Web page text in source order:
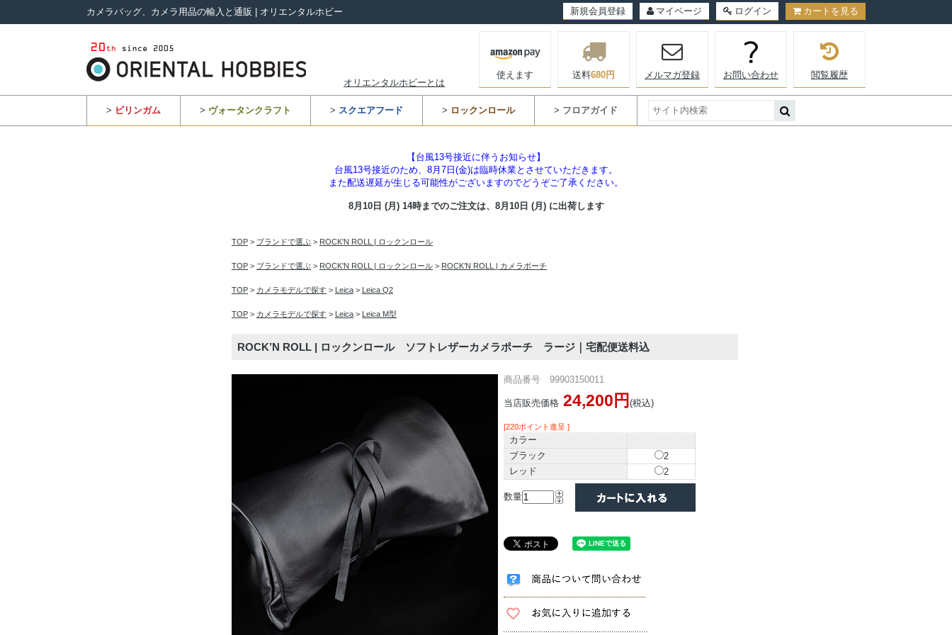
カメラバッグ、カメラ用品の輸入と通販 | オリエンタルホビー 新規会員登録 マイページ ログイン カートを見る
オリエンタルホビーとは
使えます 送料680円 メルマガ登録 お問い合わせ 閲覧履歴
> ビリンガム > ヴォータンクラフト > スクエアフード > ロックンロール > フロアガイド
【台風13号接近に伴うお知らせ】
台風13号接近のため、8月7日(金)は臨時休業とさせていただきます。
また配送遅延が生じる可能性がございますのでどうぞご了承ください。
8月10日 (月) 14時までのご注文は、 8月10日 (月) に出荷します
TOP > ブランドで選ぶ > ROCK’N ROLL | ロックンロール
TOP > ブランドで選ぶ > ROCK’N ROLL | ロックンロール > ROCK’N ROLL | カメラポーチ
TOP > カメラモデルで探す > Leica > Leica Q2
TOP > カメラモデルで探す > Leica > Leica M型
ROCK’N ROLL | ロックンロール ソフトレザーカメラポーチ ラージ｜宅配便送料込
商品番号 99903150011
当店販売価格 24,200円(税込)
[220ポイント進呈 ]
カラー
ブラック
2
レッド
2
数量